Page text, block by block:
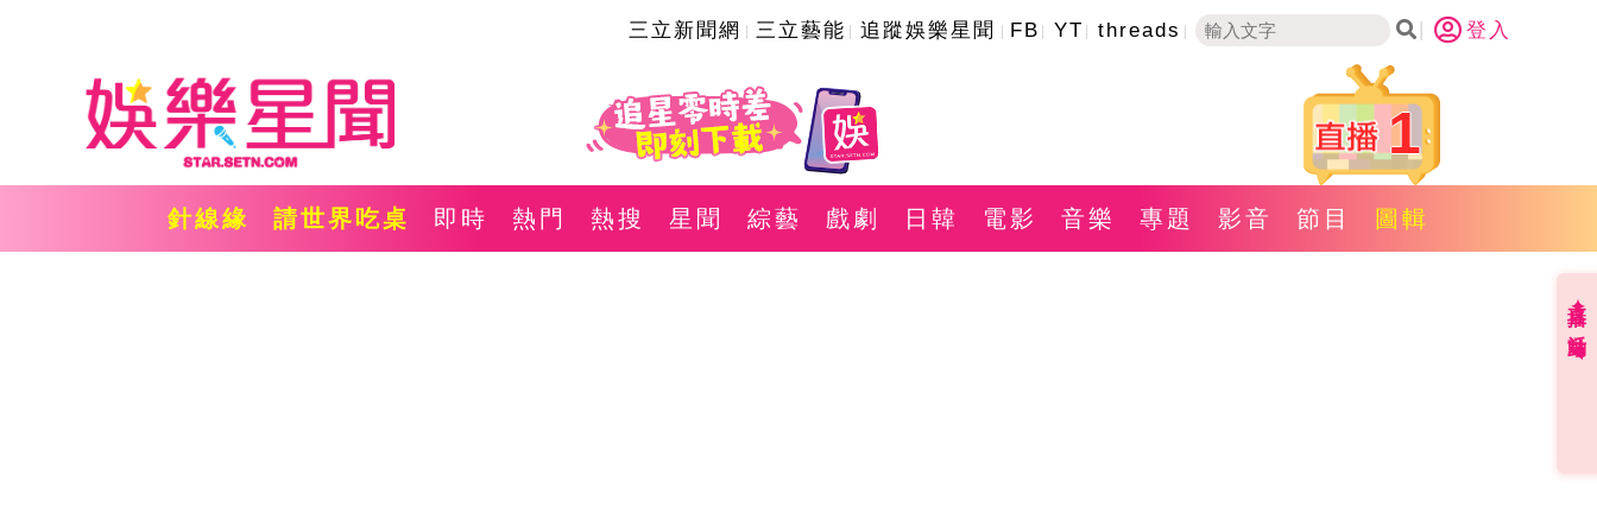
三立新聞網 三立藝能 追蹤娛樂星聞 FB YT threads 登入
1
針線緣 請世界吃桌 即時 熱門 熱搜 星聞 綜藝 戲劇 日韓 電影 音樂 專題 影音 節目 圖輯
直播✦活動